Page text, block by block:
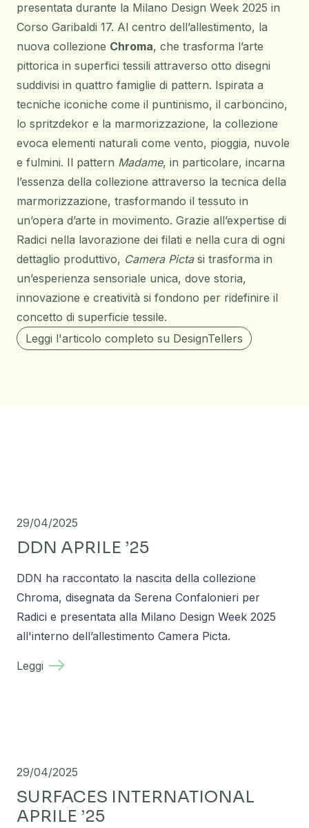
presentata durante la Milano Design Week 2025 in
Corso Garibaldi 17. Al centro dell’allestimento, la
nuova collezione Chroma, che trasforma l’arte
pittorica in superfici tessili attraverso otto disegni
suddivisi in quattro famiglie di pattern. Ispirata a
tecniche iconiche come il puntinismo, il carboncino,
lo spritzdekor e la marmorizzazione, la collezione
evoca elementi naturali come vento, pioggia, nuvole
e fulmini. Il pattern Madame, in particolare, incarna
l’essenza della collezione attraverso la tecnica della
marmorizzazione, trasformando il tessuto in
un’opera d’arte in movimento. Grazie all’expertise di
Radici nella lavorazione dei filati e nella cura di ogni
dettaglio produttivo, Camera Pictasi trasforma in
un’esperienza sensoriale unica, dove storia,
innovazione e creatività si fondono per ridefinire il
concetto di superficie tessile.
Leggi l'articolo completo su DesignTellers
29/04/2025
DDN APRILE ’25
DDN ha raccontato la nascita della collezione
Chroma, disegnata da Serena Confalonieri per
Radici e presentata alla Milano Design Week 2025
all'interno dell’allestimento Camera Picta.
Leggi
29/04/2025
SURFACES INTERNATIONAL
APRILE ’25